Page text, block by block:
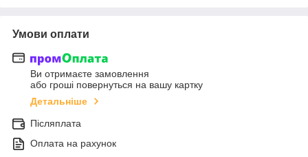
Умови оплати
Ви отримаєте замовлення
або гроші повернуться на вашу картку
Детальніше
Післяплата
Оплата на рахунок